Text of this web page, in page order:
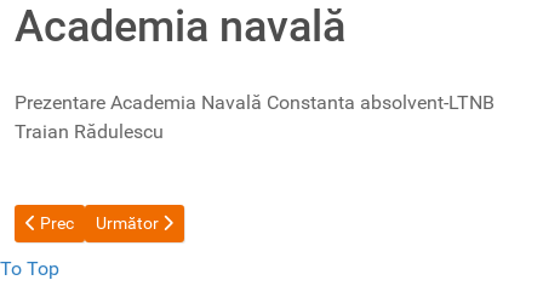
Academia navală
Prezentare Academia Navală Constanta absolvent-LTNB
Traian Rădulescu
Articol precedent: Spectacol-Scrisoare către tata
Prec Articolul următor: Ziua școlii
Următor
To Top